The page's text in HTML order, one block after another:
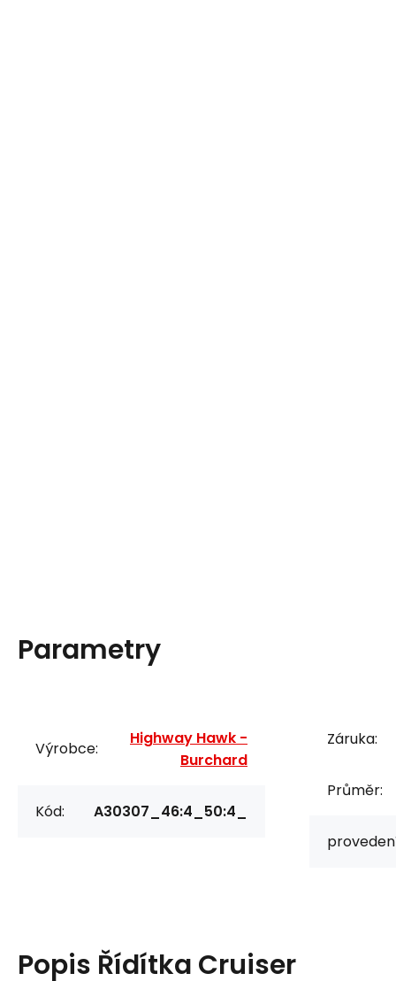
Parametry
Výrobce:
Highway Hawk -
Burchard
Kód: A30307_46:4_50:4_
Záruka:
Průměr:
Popis Řídítka Cruiser